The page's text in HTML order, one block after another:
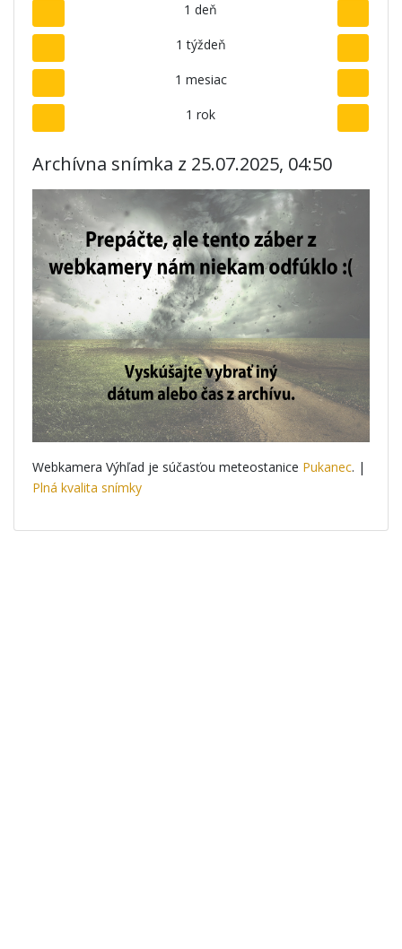
1 deň
1 týždeň
1 mesiac
1 rok
Archívna snímka z 25.07.2025, 04:50
Webkamera Výhľad je súčasťou meteostanice Pukanec. |
Plná kvalita snímky